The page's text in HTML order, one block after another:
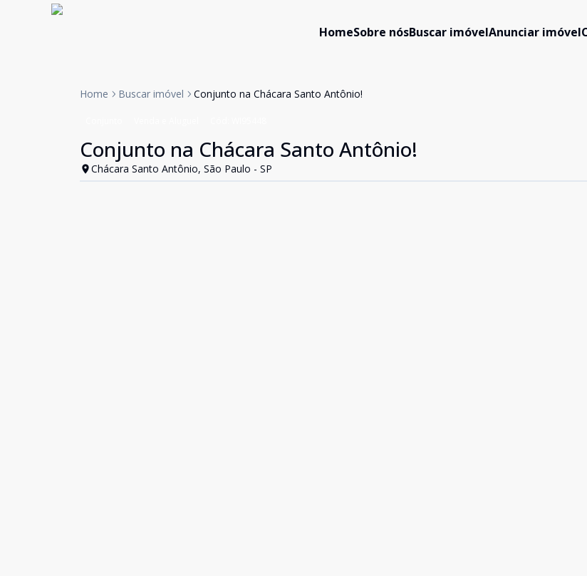
HomeSobre nósBuscar imóvelAnunciar imóvel
Home Buscar imóvel Conjunto na Chácara Santo Antônio!
Conjunto na Chácara Santo Antônio!
Chácara Santo Antônio, São Paulo - SP